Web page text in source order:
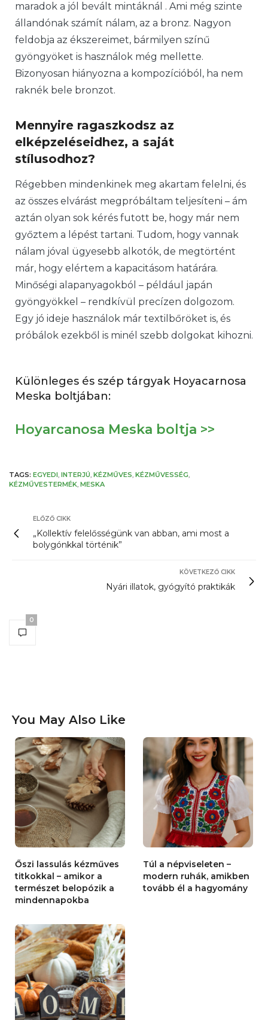
maradok a jól bevált mintáknál . Ami még szinte
állandónak számít nálam, az a bronz. Nagyon
feldobja az ékszereimet, bármilyen színű
gyöngyöket is használok még mellette.
Bizonyosan hiányozna a kompozícióból, ha nem
raknék bele bronzot.
Mennyire ragaszkodsz az
elképzeléseidhez, a saját
stílusodhoz?
Régebben mindenkinek meg akartam felelni, és
az összes elvárást megpróbáltam teljesíteni – ám
aztán olyan sok kérés futott be, hogy már nem
győztem a lépést tartani. Tudom, hogy vannak
nálam jóval ügyesebb alkotók, de megtörtént
már, hogy elértem a kapacitásom határára.
Minőségi alapanyagokból – például japán
gyöngyökkel – rendkívül precízen dolgozom.
Egy jó ideje használok már textilbőröket is, és
próbálok ezekből is minél szebb dolgokat kihozni.
Különleges és szép tárgyak Hoyacarnosa
Meska boltjában:
Hoyarcanosa Meska boltja >>
TAGS: EGYEDI, INTERJÚ, KÉZMŰVES, KÉZMŰVESSÉG,
KÉZMŰVESTERMÉK, MESKA
ELŐZŐ CIKK
„Kollektív felelősségünk van abban, ami most a
bolygónkkal történik”
KÖVETKEZŐ CIKK
Nyári illatok, gyógyító praktikák
0
You May Also Like
Őszi lassulás kézműves
titkokkal – amikor a
természet belopózik a
mindennapokba
Túl a népviseleten –
modern ruhák, amikben
tovább él a hagyomány